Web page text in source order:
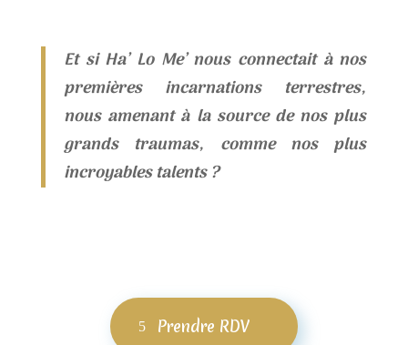
Et si Ha’ Lo Me’ nous connectait à nos
premières incarnations terrestres,
nous amenant à la source de nos plus
grands traumas, comme nos plus
incroyables talents ?
Prendre RDV